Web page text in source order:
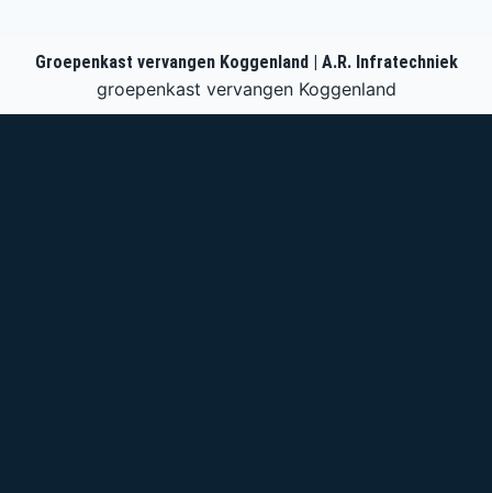
Groepenkast vervangen Koggenland | A.R. Infratechniek
groepenkast vervangen Koggenland